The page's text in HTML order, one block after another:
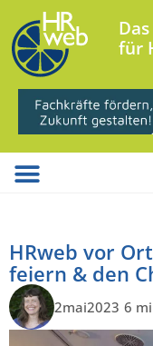
für
HRweb vor
feiern & den
2mai2023 6